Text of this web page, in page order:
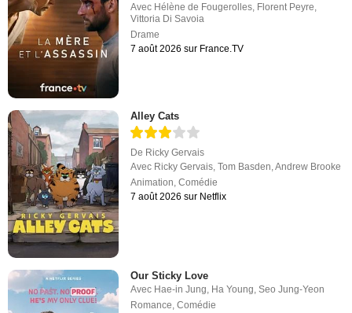
Avec Hélène de Fougerolles, Florent Peyre,
Vittoria Di Savoia
Drame
7 août 2026 sur France.TV
Alley Cats
De Ricky Gervais
Avec Ricky Gervais,Tom Basden,Andrew Brooke
Animation,Comédie
7 août 2026 sur Netflix
Our Sticky Love
Avec Hae-in Jung, Ha Young,Seo Jung-Yeon
Romance,Comédie